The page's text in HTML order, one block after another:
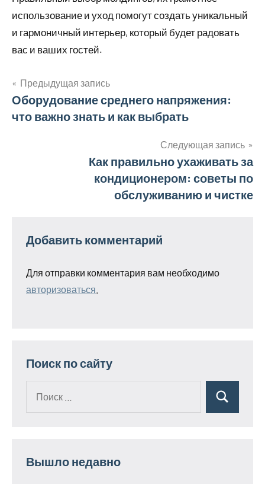
использование и уход помогут создать уникальный
и гармоничный интерьер, который будет радовать
вас и ваших гостей.
Навигация
по
Предыдущая запись
Оборудование среднего напряжения:
что важно знать и как выбрать
Следующая запись
Как правильно ухаживать за
кондиционером: советы по
обслуживанию и чистке
Добавить комментарий
Для отправки комментария вам необходимо
авторизоваться
Поиск по сайту
Поиск
Вышло недавно